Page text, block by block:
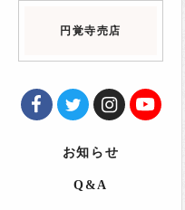
円覚寺売店
お知らせ
Q&A